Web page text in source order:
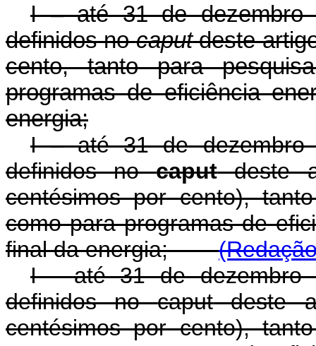
I – até 31 de dezembro
definidos nocaputdeste
cento, tanto para
programas de eficiência
energia;
I – até 31 de dezembro
definidos nocaputdeste
centésimos por cento),
como para programas de
final da energia;
I - até 31 de dezembro
definidos nocaputdeste
centésimos por cento),